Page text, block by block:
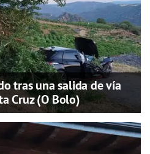
tras una salida de vía
Cruz (O Bolo)